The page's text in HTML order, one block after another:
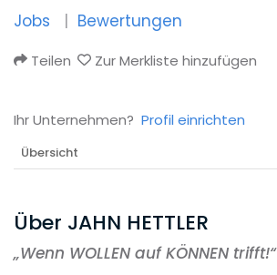
Jobs Bewertungen
Teilen Zur Merkliste hinzufügen
Ihr Unternehmen? Profil einrichten
Übersicht
Über JAHN HETTLER
„Wenn WOLLEN auf KÖNNEN trifft!“